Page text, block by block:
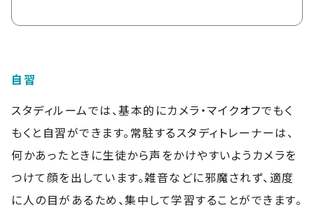
自習
スタディルームでは、基本的にカメラ・マイクオフでもく
もくと自習ができます。常駐するスタディトレーナーは、
何かあったときに生徒から声をかけやすいようカメラを
つけて顔を出しています。雑音などに邪魔されず、適度
に人の目があるため、集中して学習することができます。